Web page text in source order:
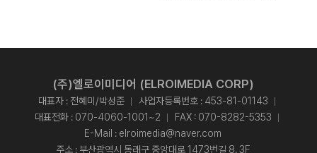
(주)엘로이미디어 (ELROIMEDIA CORP)
대표자 : 전혜미/박성준
사업자등록번호 : 453-81-01143
대표전화 : 070-4060-1001~2
FAX : 070-8282-5353
E-Mail : elroimedia@naver.com
주소 : 부산광역시 동래구 중앙대로 1473번길 8. 3F